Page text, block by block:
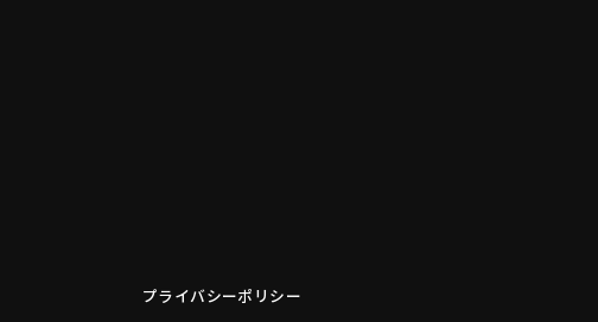
プライバシーポリシー